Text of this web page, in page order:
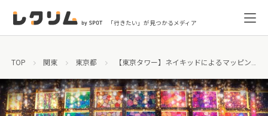
「行きたい」が見つかるメディア
TOP 関東 東京都 【東京タワー】ネイキッドによるマッピングショー開催！東京の夜景がノスタルジックな昭和・平成の世界に変貌